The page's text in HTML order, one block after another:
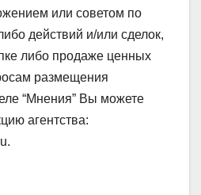
или советом по
действий и/или сделок,
либо продаже ценных
размещения
“Мнения” Вы можете
агентства: